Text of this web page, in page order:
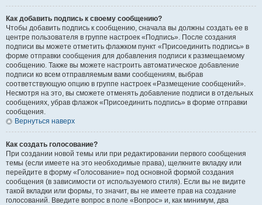
Как добавить подпись к своему сообщению?
Чтобы добавить подпись к сообщению, сначала вы должны создать ее в
центре пользователя в группе настроек «Подпись». После создания
подписи вы можете отметить флажком пункт «Присоединить подпись» в
форме отправки сообщения для добавления подписи к размещаемому
сообщению. Также вы можете настроить автоматическое добавление
подписи ко всем отправляемым вами сообщениям, выбрав
соответствующую опцию в группе настроек «Размещение сообщений».
Несмотря на это, вы сможете отменять добавление подписи в отдельных
сообщениях, убрав флажок «Присоединить подпись» в форме отправки
сообщения.
Вернуться наверх
Как создать голосование?
При создании новой темы или при редактировании первого сообщения
темы (если имеете на это необходимые права), щелкните вкладку или
перейдите в форму «Голосование» под основной формой создания
сообщения (в зависимости от используемого стиля). Если вы не видите
такой вкладки или формы, то значит, вы не имеете прав на создание
голосований. Введите вопрос в поле «Вопрос» и, как минимум, два